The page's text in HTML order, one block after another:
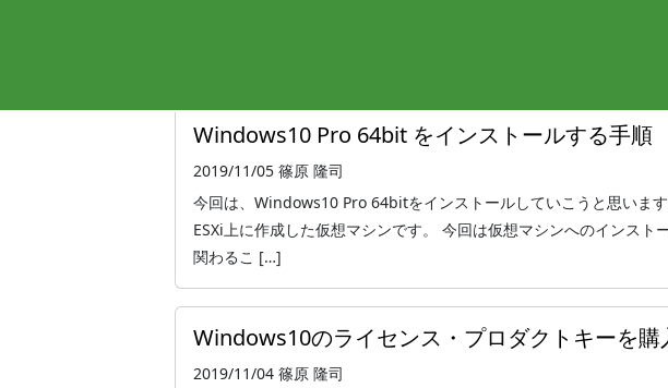
Windows10 Pro 64bit をインストールする手順
2019/11/05 篠原 隆司
今回は、Windows10 Pro 64bitをインストールしていこうと思いま
ESXi上に作成した仮想マシンです。 今回は仮想マシンへのインスト
関わるこ […]
Windows10のライセンス・プロダクトキーを購
2019/11/04 篠原 隆司